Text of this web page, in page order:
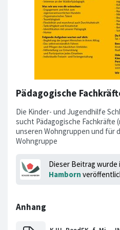
Pädagogische
Die Kinder- und Jugendhilfe
sucht Pädagogische
unseren Wohngruppen und für
Wohngruppe
Dieser Beitrag wurde
Hamborn